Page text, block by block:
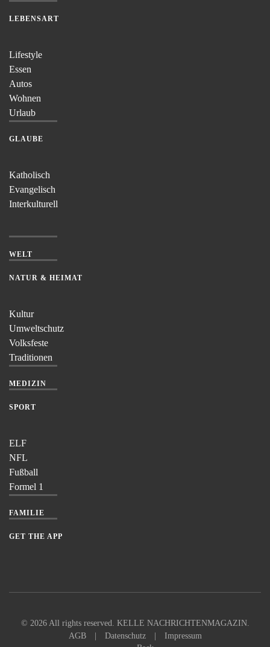
LEBENSART
Lifestyle
Essen
Autos
Wohnen
Urlaub
GLAUBE
Katholisch
Evangelisch
Interkulturell
WELT
NATUR & HEIMAT
Kultur
Umweltschutz
Volksfeste
Traditionen
MEDIZIN
SPORT
ELF
NFL
Fußball
Formel 1
FAMILIE
GET THE APP
© 2026All rights reserved. KELLE NACHRICHTENMAGAZIN.
AGB| Datenschutz| Impressum